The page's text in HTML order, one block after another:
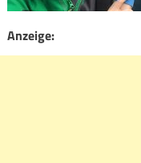
Anzeige: